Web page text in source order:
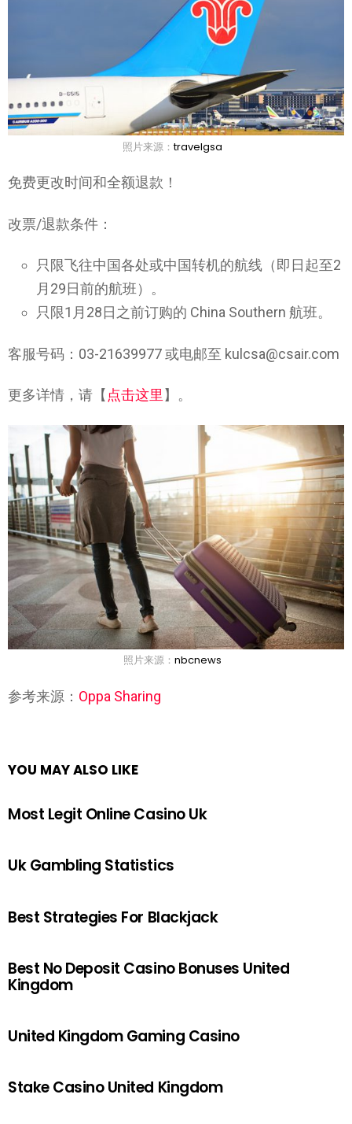
照片来源：travelgsa
免费更改时间和全额退款！
改票/退款条件：
只限飞往中国各处或中国转机的航线（即日起至2
月29日前的航班）。
只限1月28日之前订购的 China Southern 航班。
客服号码：03-21639977 或电邮至 kulcsa@csair.com
更多详情，请【 点击这里 】。
照片来源： nbcnews
参考来源： Oppa Sharing
YOU MAY ALSO LIKE
Most Legit Online Casino Uk
Uk Gambling Statistics
Best Strategies For Blackjack
Best No Deposit Casino Bonuses United
Kingdom
United Kingdom Gaming Casino
Stake Casino United Kingdom